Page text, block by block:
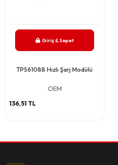
Giriş & Sepet
TPS61088 Hızlı Şarj Modülü
OEM
136,51 TL